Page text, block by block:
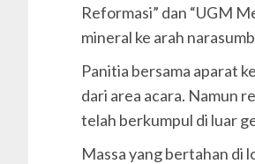
Reformasi” dan “UGM
mineral ke arah
Panitia bersama aparat
dari area acara. Namun
telah berkumpul di luar
Massa yang bertahan di